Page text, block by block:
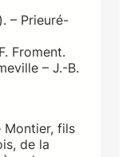
– Prieuré-
Froment.
– J.-B.
Montier, fils
de la